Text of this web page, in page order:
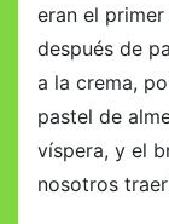
eran el
después de
a la crema,
pastel de
víspera, y el
nosotros